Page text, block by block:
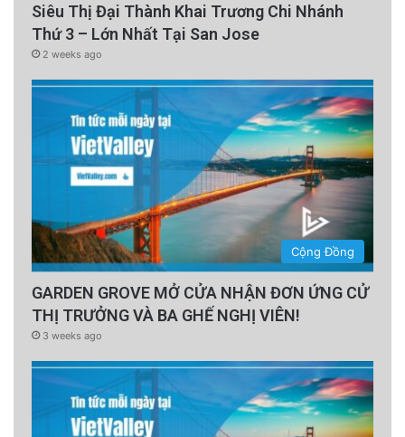
Siêu Thị Đại Thành Khai Trương Chi Nhánh
Thứ 3 – Lớn Nhất Tại San Jose
2 weeks ago
Cộng Đồng
GARDEN GROVE MỞ CỬA NHẬN ĐƠN ỨNG CỬ
THỊ TRƯỞNG VÀ BA GHẾ NGHỊ VIÊN!
3 weeks ago